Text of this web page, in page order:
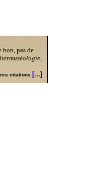
bon, pas de
,
citations [...]